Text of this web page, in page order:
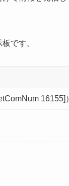
です。
16155]）